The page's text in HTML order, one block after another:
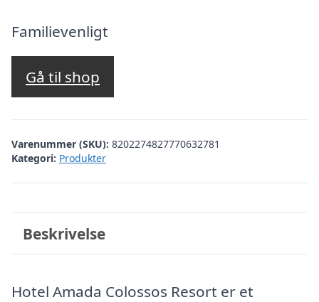
pris
var:
Familievenligt
Gå til shop
Varenummer (SKU): 8202274827770632781
Kategori: Produkter
Beskrivelse
Hotel Amada Colossos Resort er et